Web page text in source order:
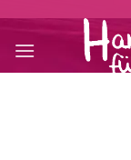
springen